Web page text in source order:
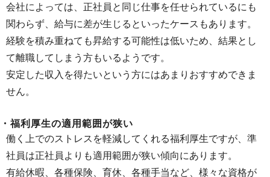
会社によっては、正社員と同じ仕事を任せられているにも
関わらず、給与に差が生じるといったケースもあります。
経験を積み重ねても昇給する可能性は低いため、結果とし
て離職してしまう方もいるようです。
安定した収入を得たいという方にはあまりおすすめできま
せん。
・福利厚生の適用範囲が狭い
働く上でのストレスを軽減してくれる福利厚生ですが、準
社員は正社員よりも適用範囲が狭い傾向にあります。
有給休暇、各種保険、育休、各種手当など、様々な資格が